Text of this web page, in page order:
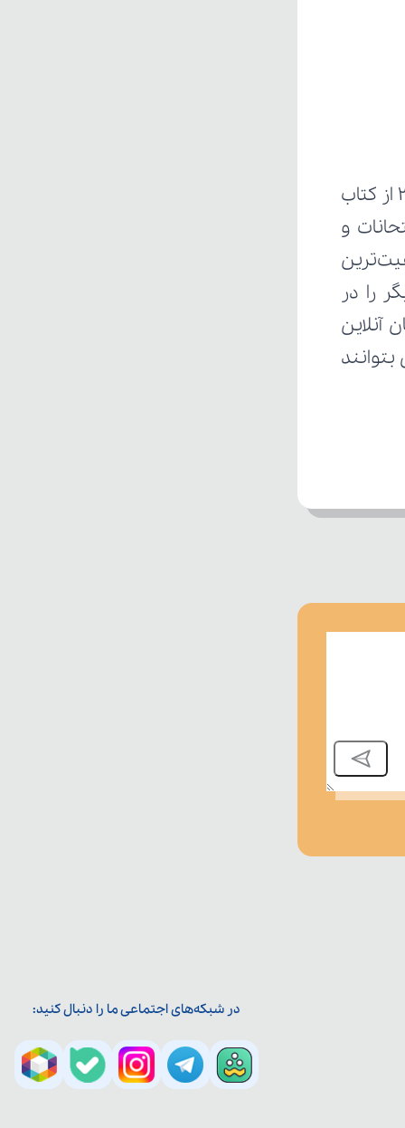
در شبکه‌های اجتماعی ما را دنبال کنید: